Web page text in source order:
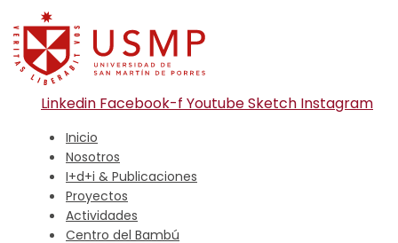
Linkedin Facebook-f YoutubeSketch Instagram
Inicio
Nosotros
I+d+i & Publicaciones
Proyectos
Actividades
Centro del Bambú